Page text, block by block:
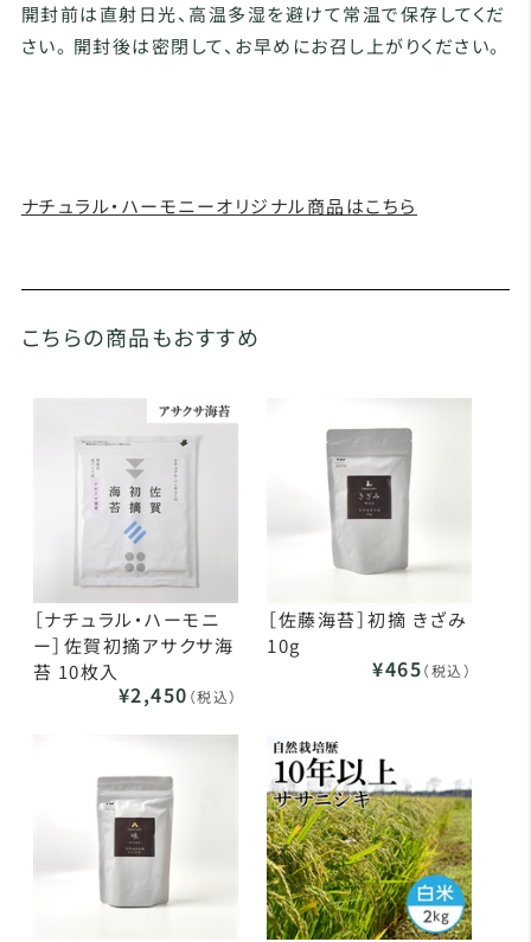
開封前は直射日光、高温多湿を避けて常温で保存してくだ
さい。 開封後は密閉して、お早めにお召し上がりください。
ナチュラル・ハーモニーオリジナル商品はこちら
こちらの商品もおすすめ
［ナチュラル・ハーモニ
ー］佐賀初摘アサクサ海
苔 10枚入
¥2,450 （税込）
［佐藤海苔］初摘 きざみ
10g
¥465（税込）